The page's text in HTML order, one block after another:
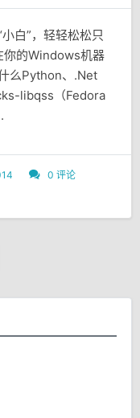
白”，轻轻松松只
你的Windows机器
么Python、.Net
libqss（Fedora
0 评论